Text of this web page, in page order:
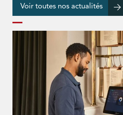
Voir toutes nos actualités